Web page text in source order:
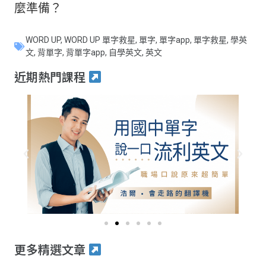
麼準備？
WORD UP, WORD UP 單字救星, 單字, 單字app, 單字救星, 學英
文, 背單字, 背單字app, 自學英文, 英文
近期熱門課程
更多精選文章